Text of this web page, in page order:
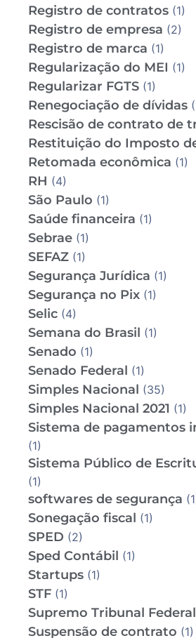
Registro de contratos (1)
Registro de empresa (2)
Registro de marca (1)
Regularização do MEI (1)
Regularizar FGTS (1)
Renegociação de dívidas
Rescisão de contrato de
Restituição do Imposto
Retomada econômica (1)
RH (4)
São Paulo (1)
Saúde financeira (1)
Sebrae (1)
SEFAZ (1)
Segurança Jurídica (1)
Segurança no Pix (1)
Selic (4)
Semana do Brasil (1)
Senado (1)
Senado Federal (1)
Simples Nacional (35)
Simples Nacional 2021 (1)
Sistema de pagamentos
(1)
Sistema Público de
(1)
softwares de segurança
Sonegação fiscal (1)
SPED (2)
Sped Contábil (1)
Startups (1)
STF (1)
Supremo Tribunal Federal
Suspensão de contrato (1)